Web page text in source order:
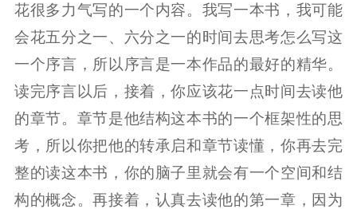
花很多力气写的一个内容。我写一本书，我可能
会花五分之一、六分之一的时间去思考怎么写这
一个序言，所以序言是一本作品的最好的精华。
读完序言以后，接着，你应该花一点时间去读他
的章节。章节是他结构这本书的一个框架性的思
考，所以你把他的转承启和章节读懂，你再去完
整的读这本书，你的脑子里就会有一个空间和结
构的概念。再接着，认真去读他的第一章，因为